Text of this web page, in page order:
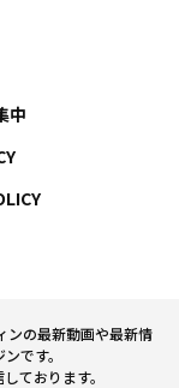
中
ンの最新動画や最新情
です。
ております。